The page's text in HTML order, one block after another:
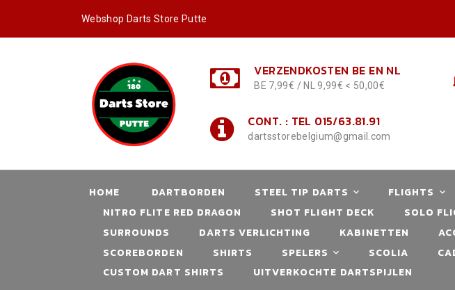
Webshop Darts Store Putte
VERZENDKOSTEN BE EN NL
BE 7,99€ / NL 9,99€ < 50,00€
CONT. : TEL 015/63.81.91
dartsstorebelgium@gmail.com
HOME DARTBORDEN STEEL TIP DARTS FLIGHTS
NITRO FLITE RED DRAGON
SHOT FLIGHT DECK SOLO
SURROUNDS
DARTS VERLICHTING KABINETTEN
SCOREBORDEN
SHIRTS SPELERS SCOLIA
CUSTOM DART SHIRTS
UITVERKOCHTE DARTSPIJLEN